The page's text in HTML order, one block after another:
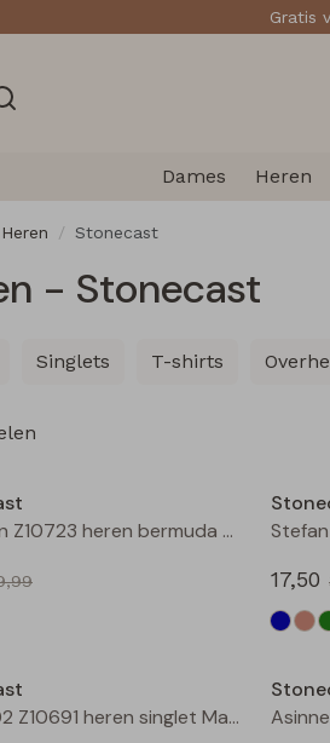
Gratis
Dames Heren
Heren Stonecast
- Stonecast
Singlets T-shirts
Iwan men Z10723 heren bermuda Bleached denim
17,50
M61SL-02 Z10691 heren singlet Marine